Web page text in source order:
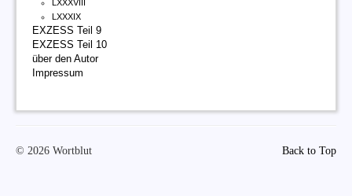
LXXXVIII
LXXXIX
EXZESS Teil 9
EXZESS Teil 10
über den Autor
Impressum
Back to Top
© 2026 Wortblut